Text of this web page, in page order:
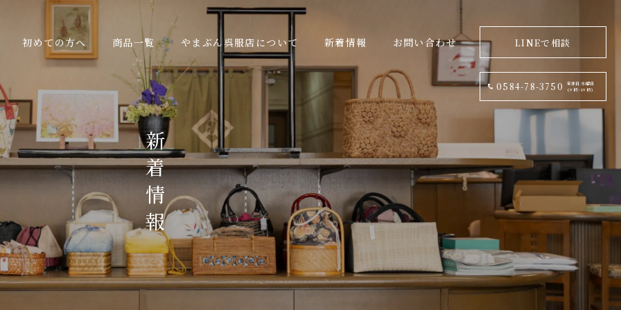
初めての方へ 商品一覧 やまぶん呉服店について 新着情報 お問い合わせ LINEで相談
0584-78-3750
定休日:水曜日
(9 時~19 時)
新
着
情
報